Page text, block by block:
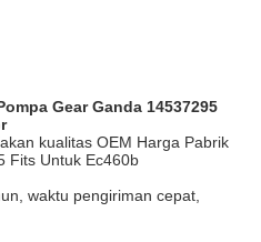
Gear Ganda 14537295
kualitas OEM Harga Pabrik
Fits Untuk Ec460b
waktu pengiriman cepat,